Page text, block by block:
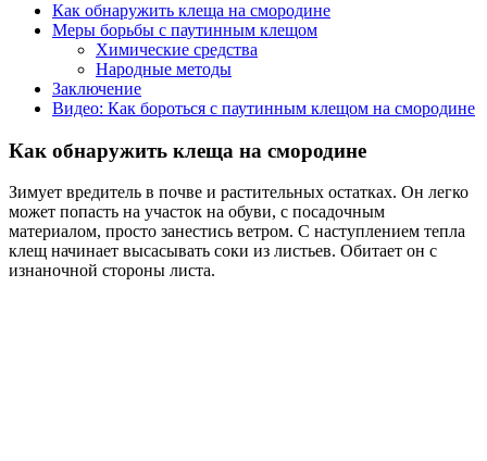
Как обнаружить клеща на смородине
Меры борьбы с паутинным клещом
Химические средства
Народные методы
Заключение
Видео: Как бороться с паутинным клещом на смородине
Как обнаружить клеща на смородине
Зимует вредитель в почве и растительных остатках. Он легко
может попасть на участок на обуви, с посадочным
материалом, просто занестись ветром. С наступлением тепла
клещ начинает высасывать соки из листьев. Обитает он с
изнаночной стороны листа.